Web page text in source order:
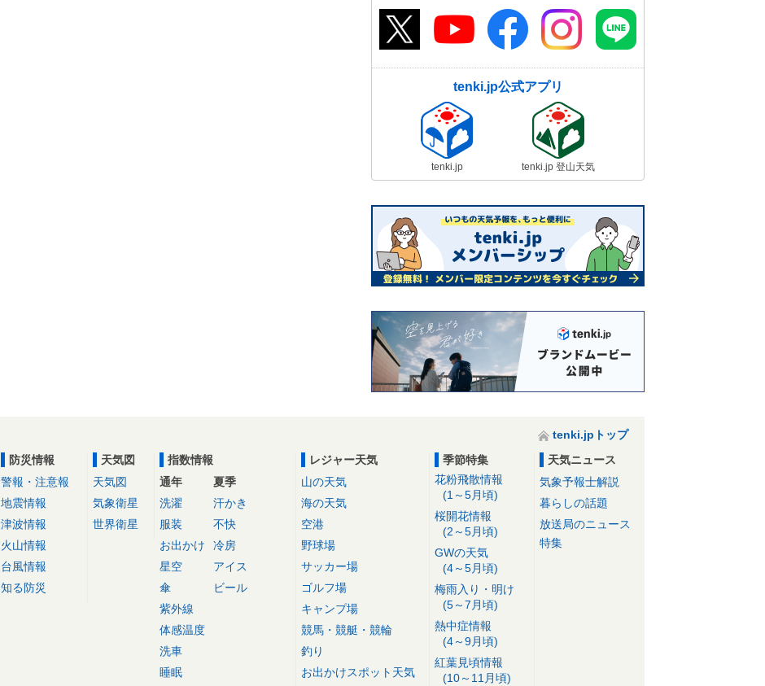
tenki.jp公式アプリ
tenki.jp tenki.jp 登山天気
tenki.jpトップ
防災情報
警報・注意報
地震情報
津波情報
火山情報
台風情報
知る防災
天気図
天気図
気象衛星
世界衛星
指数情報
通年
洗濯
服装
お出かけ
星空
傘
紫外線
体感温度
洗車
睡眠
夏季
汗かき
不快
冷房
アイス
ビール
レジャー天気
山の天気
海の天気
空港
野球場
サッカー場
ゴルフ場
キャンプ場
競馬・競艇・競輪
釣り
お出かけスポット天気
季節特集
花粉飛散情報
(1～5月頃)
桜開花情報
(2～5月頃)
GWの天気
(4～5月頃)
梅雨入り・明け
(5～7月頃)
熱中症情報
(4～9月頃)
紅葉見頃情報
(10～11月頃)
天気ニュース
気象予報士解説
暮らしの話題
放送局のニュース
特集